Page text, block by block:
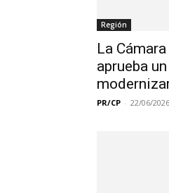
Región
La
aprueba
PR/CP - 22/06/2026